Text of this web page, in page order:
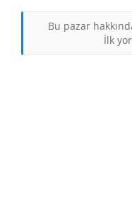
Bu pazar
İlk